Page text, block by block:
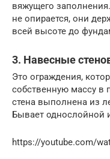
вяжущего
не опирается, они
всей высоте до
3. Навесные
Это ограждения,
собственную массу в
стена выполнена из
Бывает однослойной
https://youtube.com/